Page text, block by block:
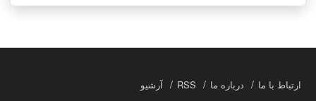
ارتباط با ما درباره ما RSS آرشیو